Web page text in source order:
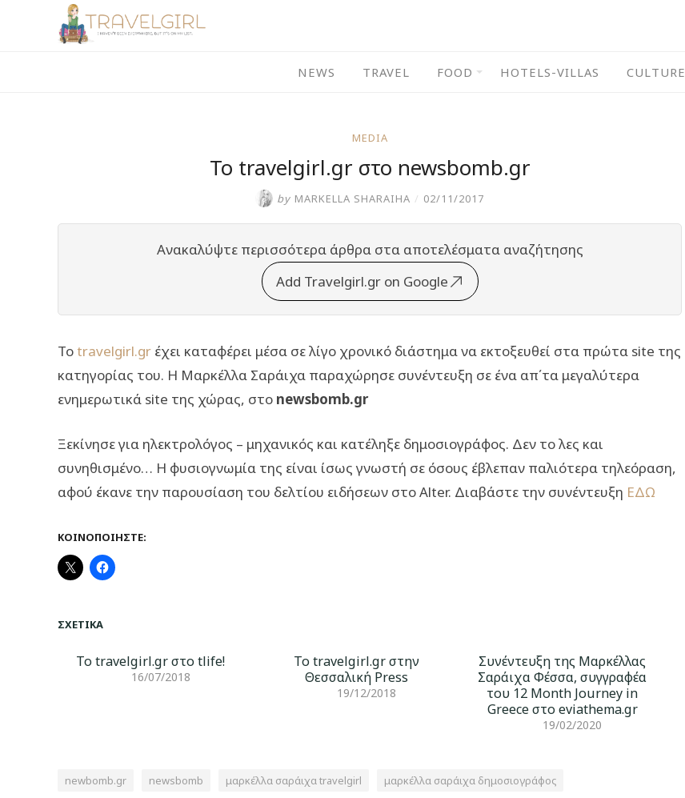
NEWS TRAVEL FOOD HOTELS-VILLAS CULTURE
MEDIA
To travelgirl.gr στο newsbomb.gr
by MARKELLA SHARAIHA / 02/11/2017
Ανακαλύψτε περισσότερα άρθρα στα αποτελέσματα αναζήτησης
Add Travelgirl.gr on Google
Τοtravelgirl.gr έχει καταφέρει μέσα σε λίγο χρονικό διάστημα να εκτοξευθεί στα πρώτα site της
κατηγορίας του. Η Μαρκέλλα Σαράιχα παραχώρησε συνέντευξη σε ένα απ΄τα μεγαλύτερα
ενημερωτικά site της χώρας, στο newsbomb.gr
Ξεκίνησε για ηλεκτρολόγος – μηχανικός και κατέληξε δημοσιογράφος. Δεν το λες και
συνηθισμένο… Η φυσιογνωμία της είναι ίσως γνωστή σε όσους έβλεπαν παλιότερα τηλεόραση,
αφού έκανε την παρουσίαση του δελτίου ειδήσεων στο Alter. Διαβάστε την συνέντευξη ΕΔΩ
ΚΟΙΝΟΠΟΙΉΣΤΕ:
ΣΧΕΤΙΚΆ
Το travelgirl.gr στο tlife!
16/07/2018
To travelgirl.gr στην
Θεσσαλική Press
19/12/2018
Συνέντευξη της Μαρκέλλας
Σαράιχα Φέσσα, συγγραφέα
του 12 Month Journey in
Greece στο eviathema.gr
19/02/2020
newbomb.gr newsbomb μαρκέλλα σαράιχα travelgirl μαρκέλλα σαράιχα δημοσιογράφος